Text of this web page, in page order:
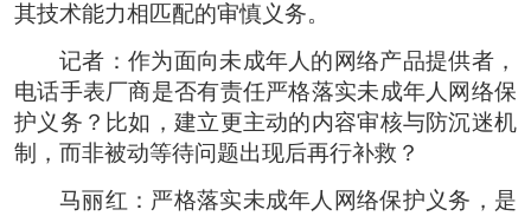
其技术能力相匹配的审慎义务。
记者：作为面向未成年人的网络产品提供者，
电话手表厂商是否有责任严格落实未成年人网络保
护义务？比如，建立更主动的内容审核与防沉迷机
制，而非被动等待问题出现后再行补救？
马丽红：严格落实未成年人网络保护义务，是